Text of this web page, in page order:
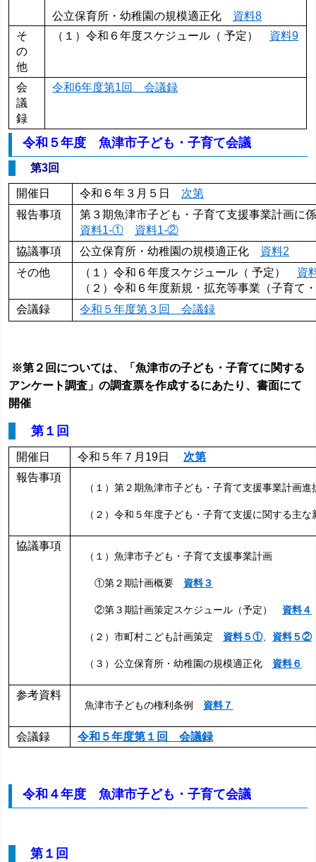
公立保育所・幼稚園の規模適正化 資料8
そ
の
他
（１）令和６年度スケジュール（ 予定） 資料9
会
議
録
令和6年度第1回 会議録
令和５年度 魚津市子ども・子育て会議
第3回
開催日 令和６年３月５日 次第
報告事項
第３期魚津市子ども・子育て支援事業計画に
資料1-①
資料1-②
協議事項
公立保育所・幼稚園の規模適正化 資料2
その他
（１）令和６年度スケジュール（ 予定） 資
（２）令和６年度新規・拡充等事業（子育
会議録
令和５年度第３回 会議録
※第２回については、「魚津市の子ども・子育てに関する
アンケート調査」の調査票を作成するにあたり、書面にて
開催
第１ 回
開催日 令和５年７月19日
次第
報告事項
（１）第２期魚津市子ども・子育て支援事業計画
（２）令和５年度子ども・子育て支援に関する主
協議事項
（１）魚津市子ども・子育て支援事業計画
①第２期計画概要 資料３
②第３期計画策定スケジュール（予定） 資料４
（２）市町村こども計画策定 資料５①、 資料５②
（３）公立保育所・幼稚園の規模適正化 資料６
参考資料
魚津市子どもの権利条例 資料７
会議録 令和５年度第１回 会議録
令和４年度 魚津市子ども・子育て会議
第１回